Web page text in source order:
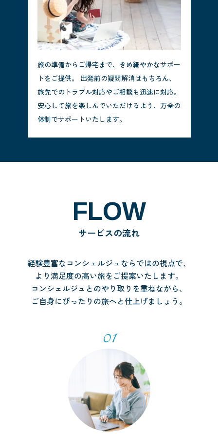
旅の準備からご帰宅まで、きめ細やかなサポー
トをご提供。 出発前の疑問解消はもちろん、
旅先でのトラブル対応やご相談も迅速に対応。
安心して旅を楽しんでいただけるよう、万全の
体制でサポートいたします。
FLOW
サービスの流れ
経験豊富なコンシェルジュならではの視点で、
より満足度の高い旅をご提案いたします。
コンシェルジュとのやり取りを重ねながら、
ご自身にぴったりの旅へと仕上げましょう。
01